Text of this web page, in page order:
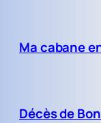
Ma cabane
Décès de